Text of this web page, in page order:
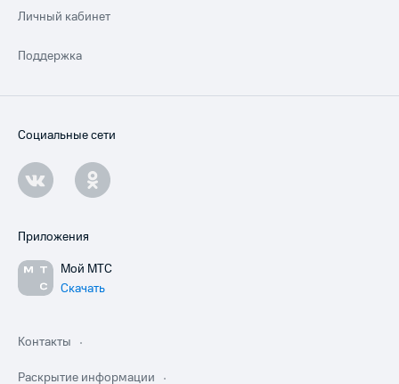
Личный кабинет
Поддержка
Социальные сети
Приложения
Мой МТС
Скачать
Контакты
Раскрытие информации